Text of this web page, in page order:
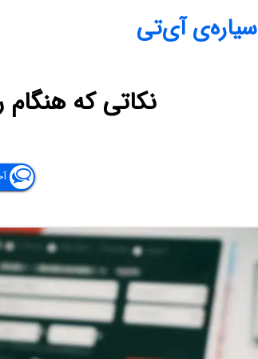
سیاره‌ی آی‌تی
نکاتی که هنگام